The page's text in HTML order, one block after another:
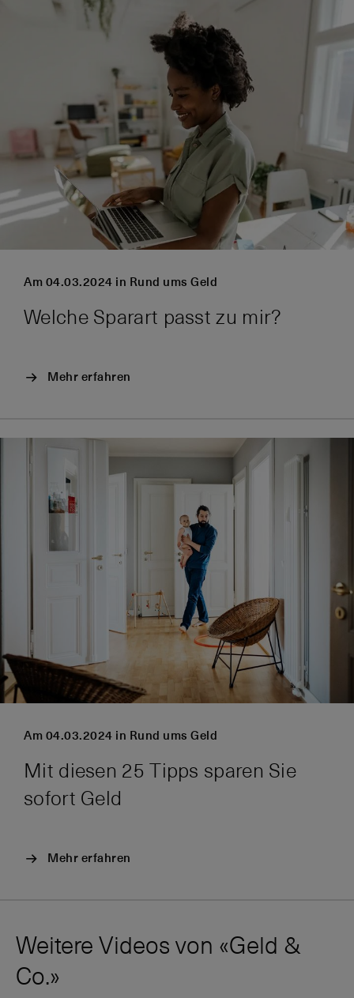
Am 04.03.2024 in Rund ums Geld
Welche Sparart passt zu mir?
Mehr erfahren
Am 04.03.2024 in Rund ums Geld
Mit diesen 25 Tipps sparen Sie
sofort Geld
Mehr erfahren
Weitere Videos von «Geld &
Co.»